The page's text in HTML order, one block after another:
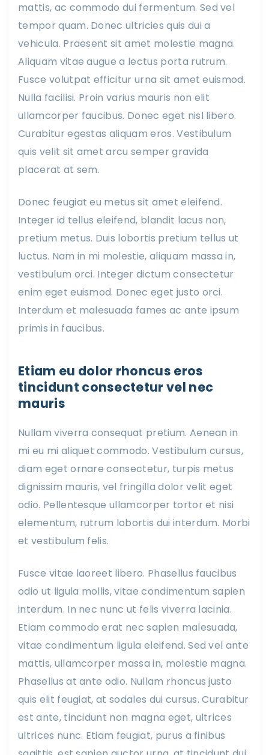
mattis, ac commodo dui fermentum. Sed vel
tempor quam. Donec ultricies quis dui a
vehicula. Praesent sit amet molestie magna.
Aliquam vitae augue a lectus porta rutrum.
Fusce volutpat efficitur urna sit amet euismod.
Nulla facilisi. Proin varius mauris non elit
ullamcorper faucibus. Donec eget nisl libero.
Curabitur egestas aliquam eros. Vestibulum
quis velit sit amet arcu semper gravida
placerat at sem.
Donec feugiat eu metus sit amet eleifend.
Integer id tellus eleifend, blandit lacus non,
pretium metus. Duis lobortis pretium tellus ut
luctus. Nam in mi molestie, aliquam massa in,
vestibulum orci. Integer dictum consectetur
enim eget euismod. Donec eget justo orci.
Interdum et malesuada fames ac ante ipsum
primis in faucibus.
Etiam eu dolor rhoncus eros
tincidunt consectetur vel nec
mauris
Nullam viverra consequat pretium. Aenean in
mi eu mi aliquet commodo. Vestibulum cursus,
diam eget ornare consectetur, turpis metus
dignissim mauris, vel fringilla dolor velit eget
odio. Pellentesque ullamcorper tortor et nisi
elementum, rutrum lobortis dui interdum. Morbi
et vestibulum felis.
Fusce vitae laoreet libero. Phasellus faucibus
odio ut ligula mollis, vitae condimentum sapien
interdum. In nec nunc ut felis viverra lacinia.
Etiam commodo erat nec sapien malesuada,
vitae condimentum ligula eleifend. Sed vel ante
mattis, ullamcorper massa in, molestie magna.
Phasellus at ante odio. Nullam rhoncus justo
quis elit feugiat, at sodales dui cursus. Curabitur
est ante, tincidunt non magna eget, ultrices
ultrices nunc. Etiam feugiat, purus a finibus